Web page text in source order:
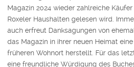
Magazin 2024 wieder zahlreiche
Roxeler Haushalten gelesen wird.
auch erfreut Danksagungen von
das Magazin in ihrer neuen Heimat
früheren Wohnort herstellt. Für das
eine freundliche Würdigung des